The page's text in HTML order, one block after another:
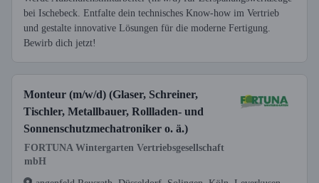
bei Ischebeck. Entfalte dein technisches Know-how im Vertrieb
und gestalte innovative Lösungen für die moderne Fertigung.
Bewirb dich jetzt!
Monteur (m/w/d) (Glaser, Schreiner,
Tischler, Metallbauer, Rollladen- und
Sonnenschutzmechatroniker o. ä.)
FORTUNA Wintergarten Vertriebsgesellschaft
mbH